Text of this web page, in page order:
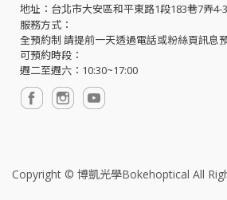
地址：台北市大安區和平東路1段183巷7弄4-
服務方式：
全預約制 請提前一天透過電話或粉絲頁訊息
可預約時段：
週二至週六：10:30~17:00
Copyright © 博凱光學Bokehoptical All